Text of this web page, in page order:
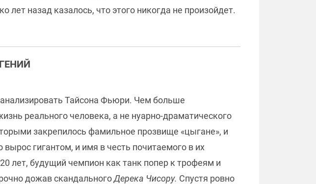
назад казалось, что этого никогда не произойдет.
Тайсона Фьюри. Чем больше
реального человека, а не нуарно-драматического
закрепилось фамильное прозвище «цыгане», и
гигантом, и имя в честь почитаемого в их
лет, будущий чемпион как танк попер к трофеям и
дожав скандальногоДерека Чисору. Спустя ровно